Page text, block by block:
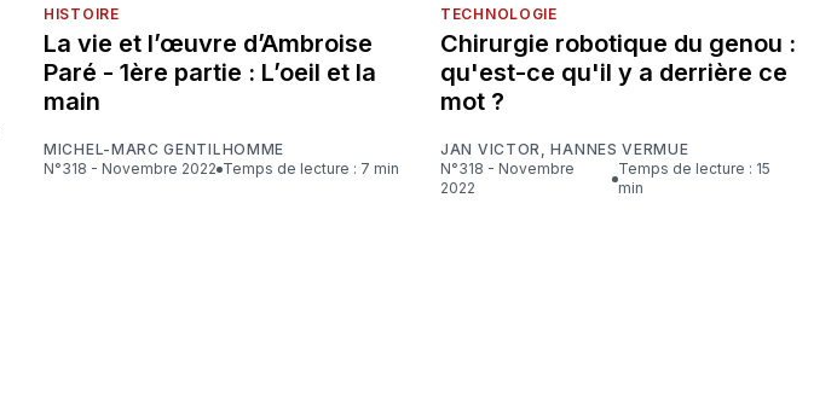
HISTOIRE
La vie et l’œuvre d’Ambroise
Paré - 1ère partie : L’oeil et la
main
MICHEL-MARC GENTILHOMME
N°318 - Novembre 2022
Temps de lecture : 7 min
TECHNOLOGIE
Chirurgie robotique du genou :
qu'est-ce qu'il y a derrière ce
mot ?
JAN VICTOR,HANNES VERMUE
N°318 - Novembre
2022
Temps de lecture : 15
min